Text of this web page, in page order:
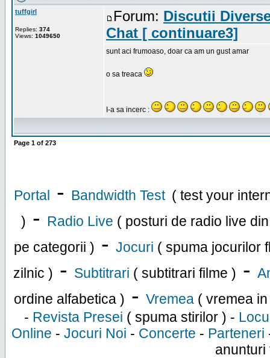
tuffgirl
Replies: 374
Views: 1049650
Forum: Discutii
Chat [ continuare3]
sunt aci frumoaso, doar ca am un gust amar
o sa treaca
I-a sa incerc :
Page 1 of 273
Portal - Bandwidth Test ( test your
) - Radio Live ( posturi de radio live
pe categorii ) - Jocuri ( spuma jocurilor
zilnic ) - Subtitrari ( subtitrari filme ) -
ordine alfabetica ) - Vremea ( vremea
- Revista Presei ( spuma stirilor ) -
Online - Jocuri Noi - Concerte - Parteneri
anunturi